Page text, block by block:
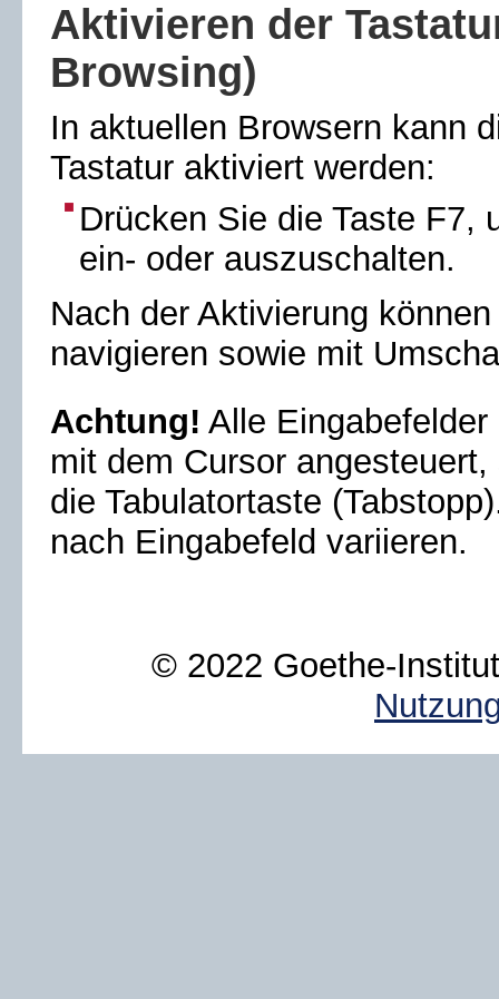
Aktivieren der
Browsing)
In aktuellen Browsern kann
Tastatur aktiviert werden:
Drücken Sie die Taste F7,
ein- oder auszuschalten.
Nach der Aktivierung
navigieren sowie mit
Achtung! Alle
mit dem Cursor
die Tabulatortaste
nach Eingabefeld variieren.
© 2022 Goethe-